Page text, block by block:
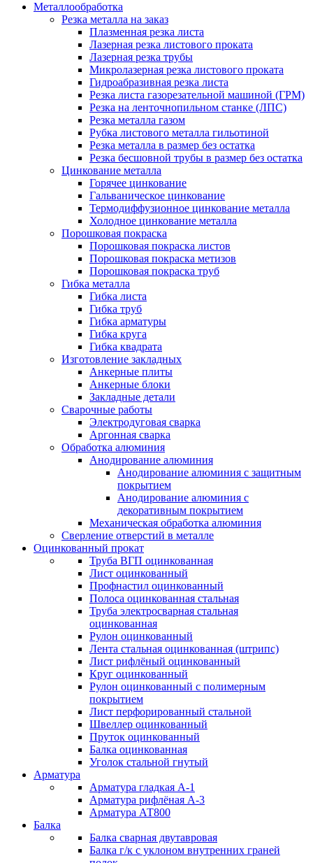
Металлообработка
Резка металла на заказ
Плазменная резка листа
Лазерная резка листового проката
Лазерная резка трубы
Микролазерная резка листового проката
Гидроабразивная резка листа
Резка листа газорезательной машиной (ГРМ)
Резка на ленточнопильном станке (ЛПС)
Резка металла газом
Рубка листового металла гильотиной
Резка металла в размер без остатка
Резка бесшовной трубы в размер без остатка
Цинкование металла
Горячее цинкование
Гальваническое цинкование
Термодиффузионное цинкование металла
Холодное цинкование металла
Порошковая покраска
Порошковая покраска листов
Порошковая покраска метизов
Порошковая покраска труб
Гибка металла
Гибка листа
Гибка труб
Гибка арматуры
Гибка круга
Гибка квадрата
Изготовление закладных
Анкерные плиты
Анкерные блоки
Закладные детали
Сварочные работы
Электродуговая сварка
Аргонная сварка
Обработка алюминия
Анодирование алюминия
Анодирование алюминия с защитным
покрытием
Анодирование алюминия с
декоративным покрытием
Механическая обработка алюминия
Сверление отверстий в металле
Оцинкованный прокат
Труба ВГП оцинкованная
Лист оцинкованный
Профнастил оцинкованный
Полоса оцинкованная стальная
Труба электросварная стальная
оцинкованная
Рулон оцинкованный
Лента стальная оцинкованная (штрипс)
Лист рифлёный оцинкованный
Круг оцинкованный
Рулон оцинкованный с полимерным
покрытием
Лист перфорированный стальной
Швеллер оцинкованный
Пруток оцинкованный
Балка оцинкованная
Уголок стальной гнутый
Арматура
Арматура гладкая А-1
Арматура рифлёная А-3
Арматура АТ800
Балка
Балка сварная двутавровая
Балка г/к с уклоном внутренних граней